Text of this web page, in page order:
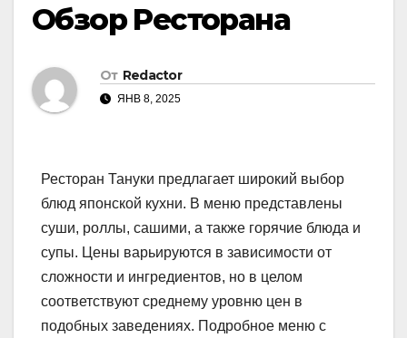
Обзор Ресторана
От Redactor
ЯНВ 8, 2025
Ресторан Тануки предлагает широкий выбор
блюд японской кухни. В меню представлены
суши, роллы, сашими, а также горячие блюда и
супы. Цены варьируются в зависимости от
сложности и ингредиентов, но в целом
соответствуют среднему уровню цен в
подобных заведениях. Подробное меню с